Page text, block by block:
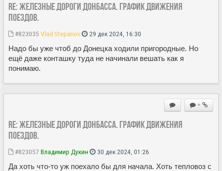
Re: Железные дороги Донбасса. График движения
поездов.
#823035 Vlad Stepanov 29 дек 2024, 16:30
Надо бы уже чтоб до Донецка ходили пригородные. Но
ещё даже конташку туда не начинали вешать как я
понимаю.
+
Re: Железные дороги Донбасса. График движения
поездов.
#823057 Владимир Дукин 30 дек 2024, 01:26
Да хоть что-то уж поехало бы для начала. Хоть тепловоз с